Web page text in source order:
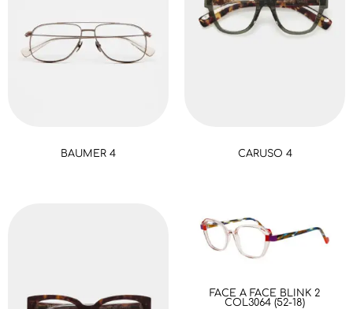
BAUMER 4 CARUSO 4
FACE A FACE BLINK 2
COL3064 (52-18)